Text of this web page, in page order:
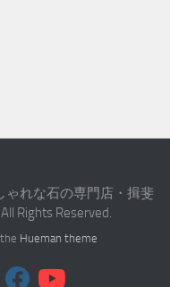
ゃれな石の専門店・揖斐
Rights Reserved.
Hueman theme